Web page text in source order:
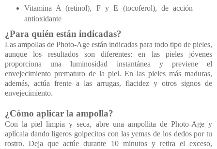
Vitamina A (retinol), F y E (tocoferol), de acción
antioxidante
¿Para quién están indicadas?
Las ampollas de Photo-Age están indicadas para todo tipo de pieles,
aunque los resultados son diferentes: en las pieles jóvenes
proporciona una luminosidad instantánea y previene el
envejecimiento prematuro de la piel. En las pieles más maduras,
además, actúa frente a las arrugas, flacidez y otros signos de
envejecimiento.
¿Cómo aplicar la ampolla?
Con la piel limpia y seca, abre una ampollita de Photo-Age y
aplícala dando ligeros golpecitos con las yemas de los dedos por tu
rostro. Deja que actúe durante 10 minutos y retira el exceso,